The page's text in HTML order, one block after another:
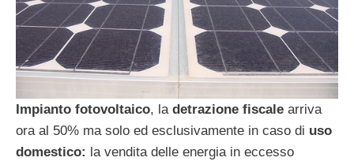
Impianto fotovoltaico, la detrazione fiscale arriva
ora al 50% ma solo ed esclusivamente in caso di uso
domestico: la vendita delle energia in eccesso